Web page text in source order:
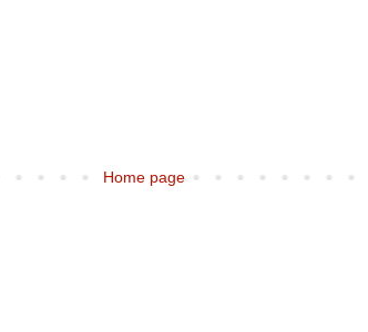
Home page